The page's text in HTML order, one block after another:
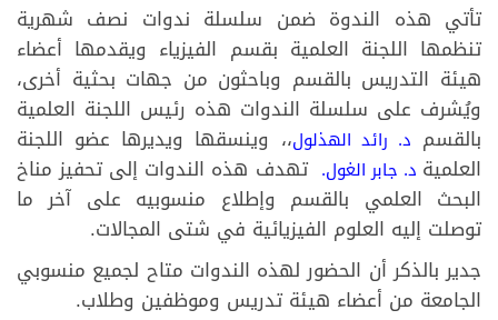
تأتي هذه الندوة ضمن سلسلة ندوات نصف شهرية
تنظمها اللجنة العلمية بقسم الفيزياء ويقدمها أعضاء
هيئة التدريس بالقسم وباحثون من جهات بحثية أخرى،
ويُشرف على سلسلة الندوات هذه رئيس اللجنة العلمية
بالقسم د. رائد ​الهذلول،، وينسقها ويديرها عضو اللجنة
العلمية د. جابر الغول.​ تهدف هذه الندوات إلى تحفيز مناخ
البحث العلمي بالقسم وإطلاع منسوبيه على آخر ما
توصلت إليه العلوم الفيزيائية في شتى المجالات.
جدير بالذكر أن الحضور لهذه الندوات متاح لجميع منسوبي
الجامعة من أعضاء هيئة تدريس وموظفين وطلاب.